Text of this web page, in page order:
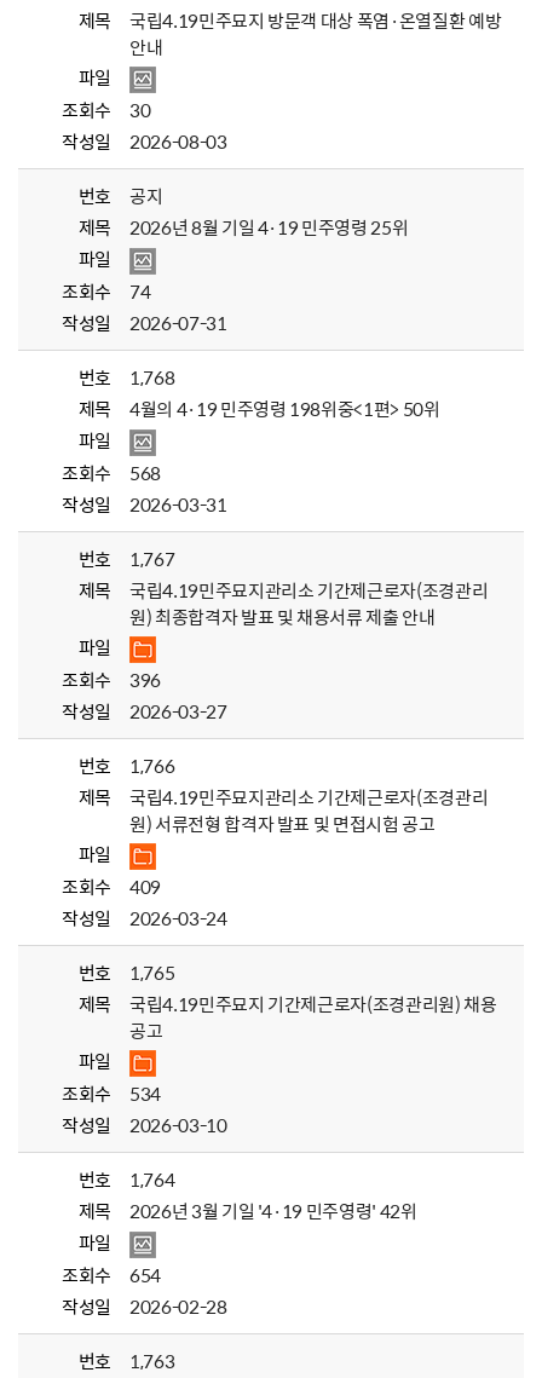
제목
국립4.19민주묘지 방문객 대상 폭염·온열질환 예방
안내
파일
조회수
30
작성일
2026-08-03
번호
공지
제목
2026년 8월 기일 4·19 민주영령 25위
파일
조회수
74
작성일
2026-07-31
번호
1,768
제목
4월의 4·19 민주영령 198위중<1편> 50위
파일
조회수
568
작성일
2026-03-31
번호
1,767
제목
국립4.19민주묘지관리소 기간제근로자(조경관리
원) 최종합격자 발표 및 채용서류 제출 안내
파일
조회수
396
작성일
2026-03-27
번호
1,766
제목
국립4.19민주묘지관리소 기간제근로자(조경관리
원) 서류전형 합격자 발표 및 면접시험 공고
파일
조회수
409
작성일
2026-03-24
번호
1,765
제목
국립4.19민주묘지 기간제근로자(조경관리원) 채용
공고
파일
조회수
534
작성일
2026-03-10
번호
1,764
제목
2026년 3월 기일 '4·19 민주영령' 42위
파일
조회수
654
작성일
2026-02-28
번호
1,763